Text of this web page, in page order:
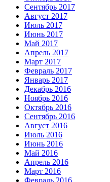
Сентябрь 2017
Август 2017
Июль 2017
Июнь 2017
Май 2017
Апрель 2017
Март 2017
Февраль 2017
Январь 2017
Декабрь 2016
Ноябрь 2016
Октябрь 2016
Сентябрь 2016
Август 2016
Июль 2016
Июнь 2016
Май 2016
Апрель 2016
Март 2016
Февраль 2016